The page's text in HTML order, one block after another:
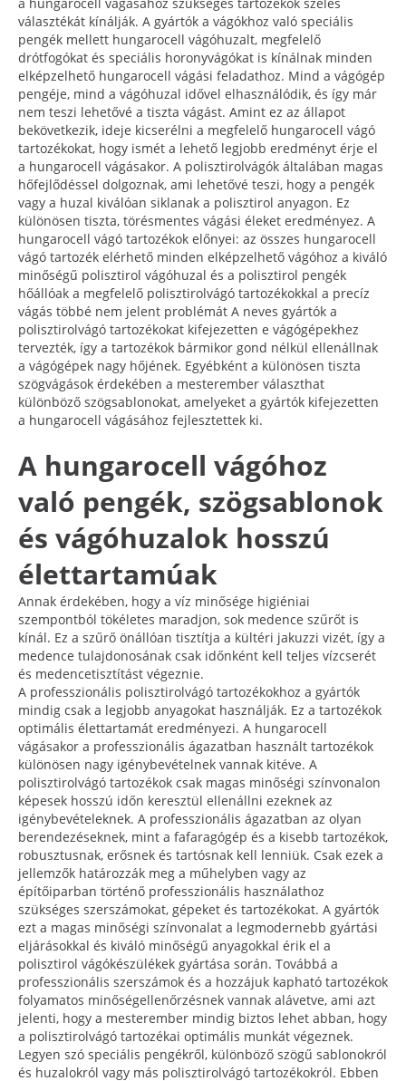
választékát kínálják. A gyártók a vágókhoz való speciális
pengék mellett hungarocell vágóhuzalt, megfelelő
drótfogókat és speciális horonyvágókat is kínálnak minden
elképzelhető hungarocell vágási feladathoz. Mind a vágógép
pengéje, mind a vágóhuzal idővel elhasználódik, és így már
nem teszi lehetővé a tiszta vágást. Amint ez az állapot
bekövetkezik, ideje kicserélni a megfelelő hungarocell vágó
tartozékokat, hogy ismét a lehető legjobb eredményt érje el
a hungarocell vágásakor. A polisztirolvágók általában magas
hőfejlődéssel dolgoznak, ami lehetővé teszi, hogy a pengék
vagy a huzal kiválóan siklanak a polisztirol anyagon. Ez
különösen tiszta, törésmentes vágási éleket eredményez. A
hungarocell vágó tartozékok előnyei: az összes hungarocell
vágó tartozék elérhető minden elképzelhető vágóhoz a kiváló
minőségű polisztirol vágóhuzal és a polisztirol pengék
hőállóak a megfelelő polisztirolvágó tartozékokkal a precíz
vágás többé nem jelent problémát A neves gyártók a
polisztirolvágó tartozékokat kifejezetten e vágógépekhez
tervezték, így a tartozékok bármikor gond nélkül ellenállnak
a vágógépek nagy hőjének. Egyébként a különösen tiszta
szögvágások érdekében a mesterember választhat
különböző szögsablonokat, amelyeket a gyártók kifejezetten
a hungarocell vágásához fejlesztettek ki.
A hungarocell vágóhoz
való pengék, szögsablonok
és vágóhuzalok hosszú
élettartamúak
Annak érdekében, hogy a víz minősége higiéniai
szempontból tökéletes maradjon, sok medence szűrőt is
kínál. Ez a szűrő önállóan tisztítja a kültéri jakuzzi vizét, így a
medence tulajdonosának csak időnként kell teljes vízcserét
és medencetisztítást végeznie.
A professzionális polisztirolvágó tartozékokhoz a gyártók
mindig csak a legjobb anyagokat használják. Ez a tartozékok
optimális élettartamát eredményezi. A hungarocell
vágásakor a professzionális ágazatban használt tartozékok
különösen nagy igénybevételnek vannak kitéve. A
polisztirolvágó tartozékok csak magas minőségi színvonalon
képesek hosszú időn keresztül ellenállni ezeknek az
igénybevételeknek. A professzionális ágazatban az olyan
berendezéseknek, mint a fafaragógép és a kisebb tartozékok,
robusztusnak, erősnek és tartósnak kell lenniük. Csak ezek a
jellemzők határozzák meg a műhelyben vagy az
építőiparban történő professzionális használathoz
szükséges szerszámokat, gépeket és tartozékokat. A gyártók
ezt a magas minőségi színvonalat a legmodernebb gyártási
eljárásokkal és kiváló minőségű anyagokkal érik el a
polisztirol vágókészülékek gyártása során. Továbbá a
professzionális szerszámok és a hozzájuk kapható tartozékok
folyamatos minőségellenőrzésnek vannak alávetve, ami azt
jelenti, hogy a mesterember mindig biztos lehet abban, hogy
a polisztirolvágó tartozékai optimális munkát végeznek.
Legyen szó speciális pengékről, különböző szögű sablonokról
és huzalokról vagy más polisztirolvágó tartozékokról. Ebben